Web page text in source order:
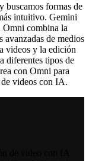
buscamos formas de
intuitivo. Gemini
Omni combina la
avanzadas de medios
videos y la edición
diferentes tipos de
con Omni para
de videos con IA.